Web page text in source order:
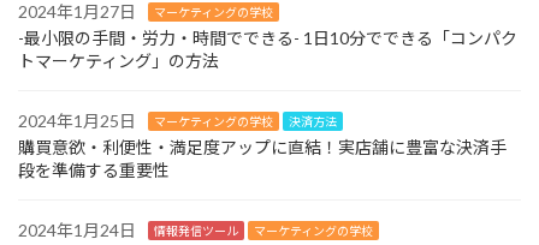
2024年1月27日 マーケティングの学校
-最小限の手間・労力・時間でできる- 1日10分でできる「コンパク
トマーケティング」の方法
2024年1月25日 マーケティングの学校 決済方法
購買意欲・利便性・満足度アップに直結！実店舗に豊富な決済手
段を準備する重要性
2024年1月24日 情報発信ツール マーケティングの学校